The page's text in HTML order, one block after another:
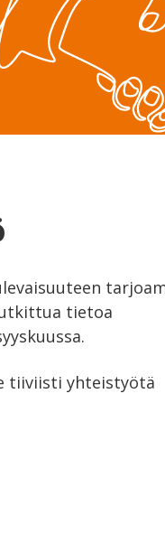
tietoa
tiiviisti yhteistyötä